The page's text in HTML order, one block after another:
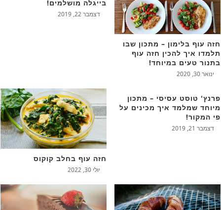
חזה עוף בלימון – מתכון שבו
תלמדו איך להכין חזה עוף
בתנור טעים במיוחד!
ינואר 30, 2020
בייגלה מושלמים!
דצמבר 22, 2019
פרנץ' טוסט עסיסי – מתכון
מיוחד שמלמד איך מכינים על
פי המקור!
דצמבר 21, 2019
חזה עוף בחלב קוקוס
יולי 30, 2022